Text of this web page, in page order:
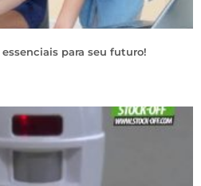
para seu futuro!